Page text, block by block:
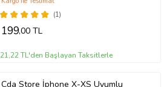
(1)
199,00 TL
21,22 TL'den Başlayan Taksitlerle
Cda Store İphone X-XS Uyumlu